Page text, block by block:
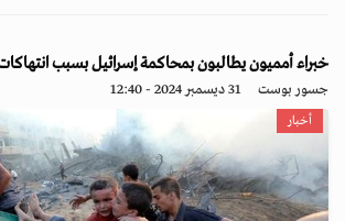
خبراء أمميون يطالبون بمحاكمة إسرائيل بسبب
جسور بوست 31 ديسمبر 2024 - 12:40
أخبار